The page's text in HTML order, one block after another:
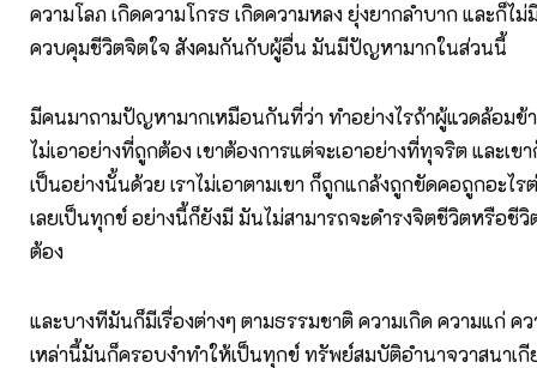
ความโลภ เกิดความโกรธ เกิดความหลง ยุ่งยากลำบาก และก็ไ
ควบคุมชีวิตจิตใจ สังคมกันกับผู้อื่น มันมีปัญหามากในส่วนนี้
มีคนมาถามปัญหามากเหมือนกันที่ว่า ทำอย่างไรถ้าผู้แวดล้อมข้า
ไม่เอาอย่างที่ถูกต้อง เขาต้องการแต่จะเอาอย่างที่ทุจริต และเข
เป็นอย่างนั้นด้วย เราไม่เอาตามเขา ก็ถูกแกล้งถูกขัดคอถูกอะไ
เลยเป็นทุกข์ อย่างนี้ก็ยังมี มันไม่สามารถจะดำรงจิตชีวิตหรือชี
ต้อง
และบางทีมันก็มีเรื่องต่างๆ ตามธรรมชาติ ความเกิด ความแก่ ค
เหล่านี้มันก็ครอบงำทำให้เป็นทุกข์ ทรัพย์สมบัติอำนาจวาสนาเ